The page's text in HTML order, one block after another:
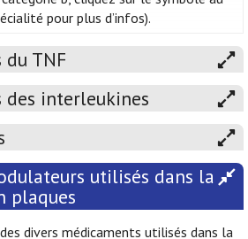
pour plus d’infos).
TNF
des interleukines
utilisés dans la
plaques
divers médicaments utilisés dans la